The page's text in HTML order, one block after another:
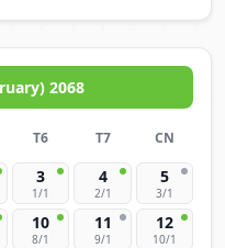
2068
T6 T7 CN
3
1/1
4
2/1
5
3/1
10
8/1
11
9/1
12
10/1